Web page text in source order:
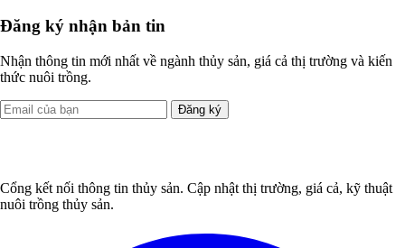
Đăng ký nhận bản tin
Nhận thông tin mới nhất về ngành thủy sản, giá cả thị trường và kiến
thức nuôi trồng.
Đăng ký
Cổng kết nối thông tin thủy sản. Cập nhật thị trường, giá cả, kỹ thuật
nuôi trồng thủy sản.